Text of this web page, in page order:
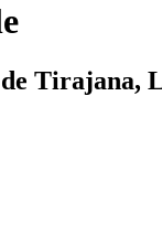
Tirajana,